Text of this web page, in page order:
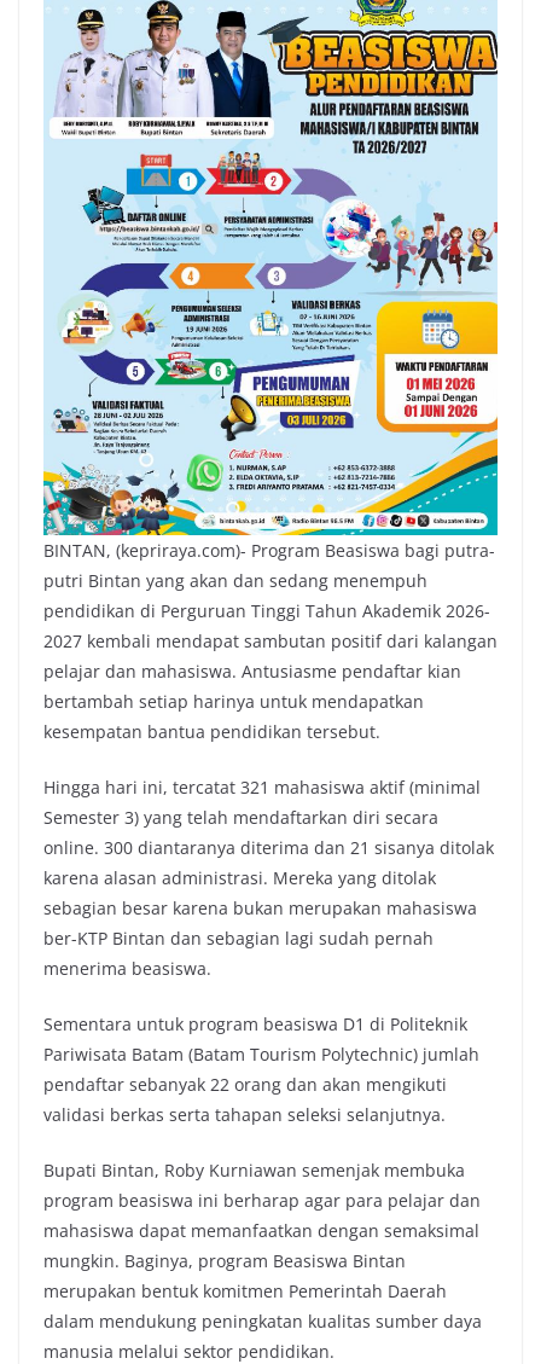
BINTAN, (kepriraya.com)- Program Beasiswa bagi putra-
putri Bintan yang akan dan sedang menempuh
pendidikan di Perguruan Tinggi Tahun Akademik 2026-
2027 kembali mendapat sambutan positif dari kalangan
pelajar dan mahasiswa. Antusiasme pendaftar kian
bertambah setiap harinya untuk mendapatkan
kesempatan bantua pendidikan tersebut.
Hingga hari ini, tercatat 321 mahasiswa aktif (minimal
Semester 3) yang telah mendaftarkan diri secara
online. 300 diantaranya diterima dan 21 sisanya ditolak
karena alasan administrasi. Mereka yang ditolak
sebagian besar karena bukan merupakan mahasiswa
ber-KTP Bintan dan sebagian lagi sudah pernah
menerima beasiswa.
Sementara untuk program beasiswa D1 di Politeknik
Pariwisata Batam (Batam Tourism Polytechnic) jumlah
pendaftar sebanyak 22 orang dan akan mengikuti
validasi berkas serta tahapan seleksi selanjutnya.
Bupati Bintan, Roby Kurniawan semenjak membuka
program beasiswa ini berharap agar para pelajar dan
mahasiswa dapat memanfaatkan dengan semaksimal
mungkin. Baginya, program Beasiswa Bintan
merupakan bentuk komitmen Pemerintah Daerah
dalam mendukung peningkatan kualitas sumber daya
manusia melalui sektor pendidikan.